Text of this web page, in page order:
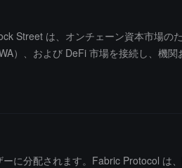
Street は、オンチェーン資本市場の
）、および DeFi 市場を接続し、機
に分配されます。Fabric Protocol は